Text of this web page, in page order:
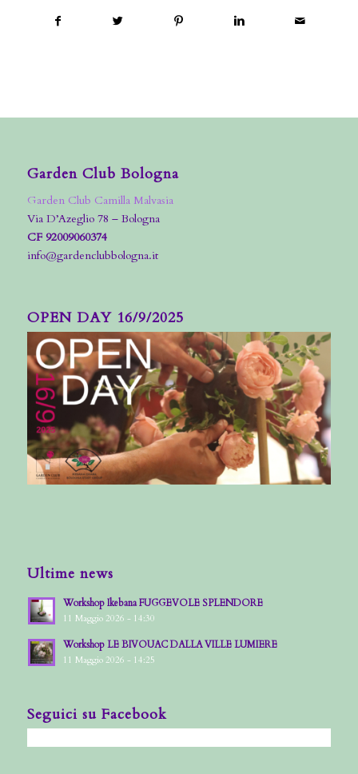
Garden Club Bologna
Garden Club Camilla Malvasia
Via D’Azeglio 78 – Bologna
CF 92009060374
info@gardenclubbologna.it
OPEN DAY 16/9/2025
Ultime news
Workshop Ikebana FUGGEVOLE SPLENDORE
11 Maggio 2026 - 14:30
Workshop LE BIVOUAC DALLA VILLE LUMIERE
11 Maggio 2026 - 14:25
Seguici su Facebook